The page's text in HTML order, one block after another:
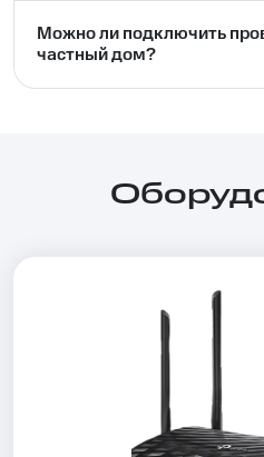
Можно ли подключить
частный дом?⁣⁣